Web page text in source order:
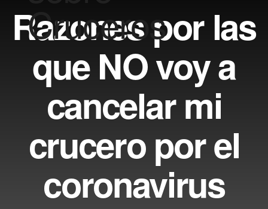
Razones por las
que NO voy a
cancelar mi
crucero por el
coronavirus